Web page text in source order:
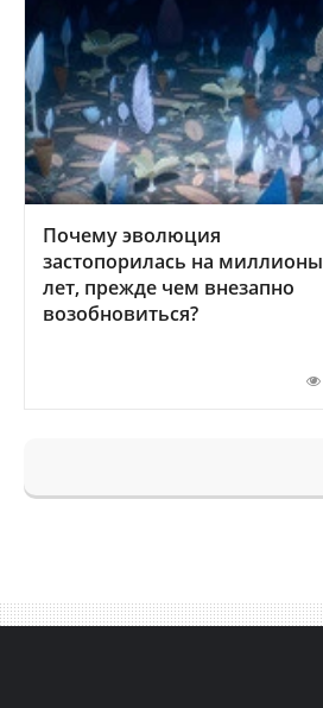
Почему эволюция
застопорилась на миллионы
лет, прежде чем внезапно
возобновиться?